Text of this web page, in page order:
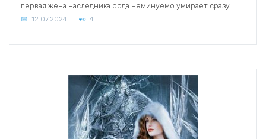
первая жена наследника рода неминуемо умирает сразу
12.07.2024 4